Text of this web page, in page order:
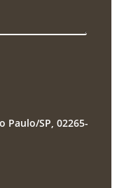
Paulo/SP, 02265-